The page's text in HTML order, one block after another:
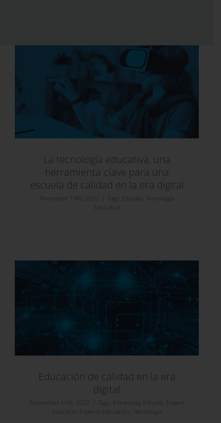
La tecnología educativa, una
herramienta clave para una
escuela de calidad en la era digital
November 14th, 2022 Tags: Estudio, Tencología
Educativa
Educación de calidad en la era
digital
November 11th, 2022 Tags: Entrevista, Estudio, Expert
educació, Experto educación, Tecnologia